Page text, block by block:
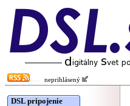
neprihlásený
DSL pripojenie